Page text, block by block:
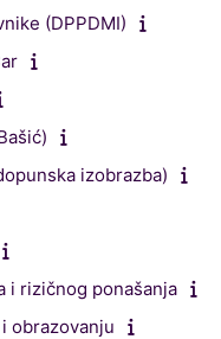
(DPPDMI)
izobrazba)
i rizičnog ponašanja
obrazovanju